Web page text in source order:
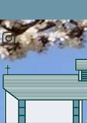
zum
Inhalt
Instagram